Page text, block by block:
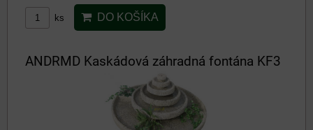
ks DO KOŠÍKA
ANDRMD Kaskádová záhradná fontána KF3